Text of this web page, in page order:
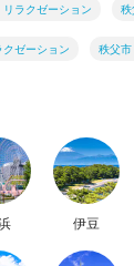
ラクゼーション 秩
ゼーション 秩父
伊豆